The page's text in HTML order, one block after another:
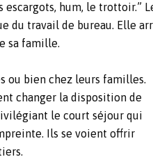
hum, le trottoir.”
du travail de bureau. Elle
sa famille.
ou bien chez leurs familles.
changer la disposition de
le court séjour qui
Ils se voient offrir